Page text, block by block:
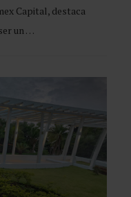
Capital, destaca
un …